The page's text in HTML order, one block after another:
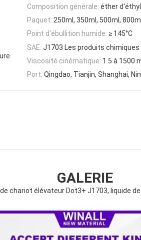
Composition générale: éther
Paquet: 250ml, 350ml, 500ml,
Point d'ébullition humide: ≥ 145°C
SAE: J1703 Les produits chimiques
Viscosité cinématique: 1.5 à 1500
Port: Qingdao, Tianjin, Shanghai,
GALERIE
chariot élévateur Dot3+ J1703, liquide